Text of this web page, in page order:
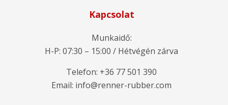
Kapcsolat
Munkaidő:
H-P: 07:30 – 15:00 / Hétvégén zárva
Telefon: +36 77 501 390
Email: info@renner-rubber.com